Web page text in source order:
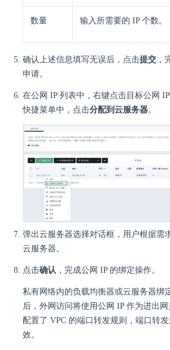
数量 输入所需要的 IP 个数。
确认上述信息填写无误后，点击提交 ，
申请。
在公网 IP 列表中，右键点击目标公网
快捷菜单中，点击分配到云服务器。
弹出云服务器选择对话框，用户根据需
云服务器。
点击确认 ，完成公网 IP 的绑定操作。
私有网络内的负载均衡器或云服务器绑
后，外网访问将使用公网 IP 作为进出
配置了 VPC 的端口转发规则，端口转
效。